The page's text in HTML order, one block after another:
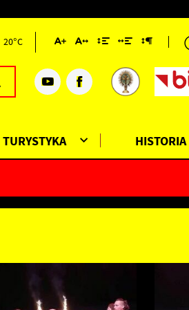
20°C
TURYSTYKA HISTORIA